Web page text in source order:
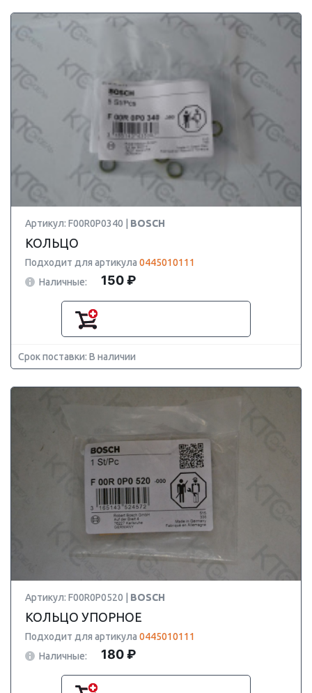
Артикул: F00R0P0340 | BOSCH
КОЛЬЦО
Подходит для артикула 0445010111
Наличные:
150 ₽
Срок поставки: В наличии
Артикул: F00R0P0520 | BOSCH
КОЛЬЦО УПОРНОЕ
Подходит для артикула 0445010111
Наличные:
180 ₽